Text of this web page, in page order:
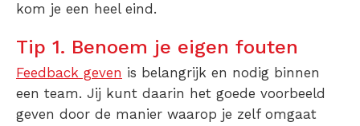
kom je een heel eind.
Tip 1. Benoem je eigen fouten
Feedback geven is belangrijk en nodig binnen
een team. Jij kunt daarin het goede voorbeeld
geven door de manier waarop je zelf omgaat